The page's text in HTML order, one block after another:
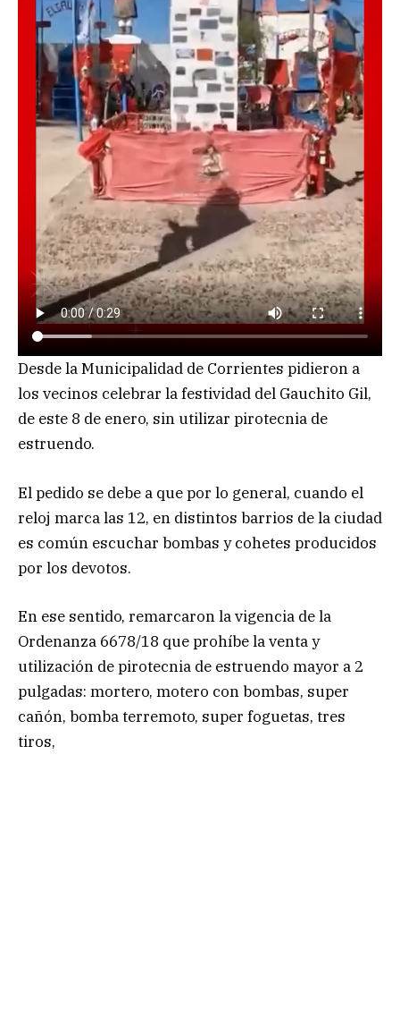
Desde la Municipalidad de Corrientes pidieron a
los vecinos celebrar la festividad del Gauchito Gil,
de este 8 de enero, sin utilizar pirotecnia de
estruendo.
El pedido se debe a que por lo general, cuando el
reloj marca las 12, en distintos barrios de la ciudad
es común escuchar bombas y cohetes producidos
por los devotos.
En ese sentido, remarcaron la vigencia de la
Ordenanza 6678/18 que prohíbe la venta y
utilización de pirotecnia de estruendo mayor a 2
pulgadas: mortero, motero con bombas, super
cañón, bomba terremoto, super foguetas, tres
tiros,